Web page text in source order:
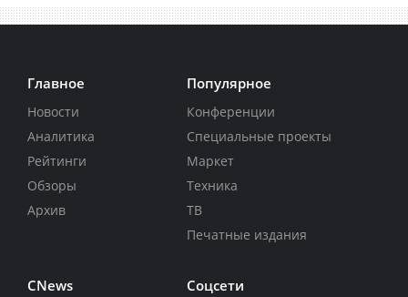
Главное
Новости
Аналитика
Рейтинги
Обзоры
Архив
Популярное
Конференции
Специальные проекты
Маркет
Техника
ТВ
Печатные издания
CNews Соцсети